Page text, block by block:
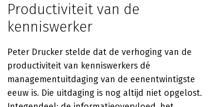
Productiviteit van de
kenniswerker
Peter Drucker stelde dat de verhoging van de
productiviteit van kenniswerkers dé
managementuitdaging van de eenentwintigste
eeuw is. Die uitdaging is nog altijd niet opgelost.